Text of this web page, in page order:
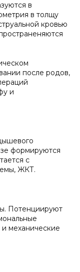
в
в толщу
кровью
после родов,
и
формируются
с
ЖКТ.
Потенциируют
механические